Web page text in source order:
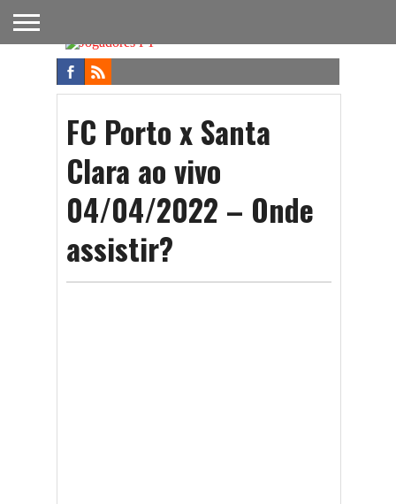
FUTEBOL
NACIONAL
FUTEBOL
INTERNACIONAL
NOTÍCIAS
ONDE
ASSISTIR
FUTEBOL
NA TV
APOSTAS
FC Porto x Santa
Clara ao vivo
04/04/2022 – Onde
assistir?